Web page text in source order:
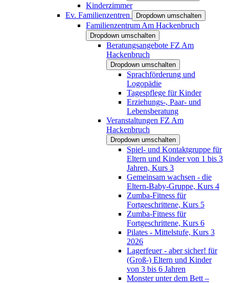
Kinderzimmer
Ev. Familienzentren
Dropdown umschalten
Familienzentrum Am Hackenbruch
Dropdown umschalten
Beratungsangebote FZ Am
Hackenbruch
Dropdown umschalten
Sprachförderung und
Logopädie
Tagespflege für Kinder
Erziehungs-, Paar- und
Lebensberatung
Veranstaltungen FZ Am
Hackenbruch
Dropdown umschalten
Spiel- und Kontaktgruppe für
Eltern und Kinder von 1 bis 3
Jahren, Kurs 3
Gemeinsam wachsen - die
Eltern-Baby-Gruppe, Kurs 4
Zumba-Fitness für
Fortgeschrittene, Kurs 5
Zumba-Fitness für
Fortgeschrittene, Kurs 6
Pilates - Mittelstufe, Kurs 3
2026
Lagerfeuer - aber sicher! für
(Groß-) Eltern und Kinder
von 3 bis 6 Jahren
Monster unter dem Bett –